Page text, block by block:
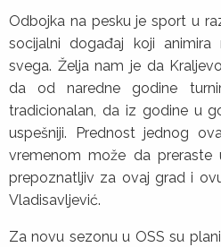
Odbojka na pesku je sport u
socijalni događaj koji
svega. Želja nam je da
da od naredne godine
tradicionalan, da iz godine u
uspešniji. Prednost jednog
vremenom može da preraste
prepoznatljiv za ovaj grad i
Vladisavljević.
Za novu sezonu u OSS su